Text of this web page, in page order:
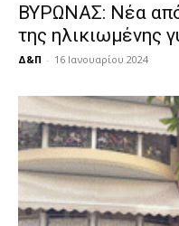
ΒΥΡΩΝΑΣ: Νέα
της ηλικιωμένης
Δ&Π - 16 Ιανουαρίου 2024